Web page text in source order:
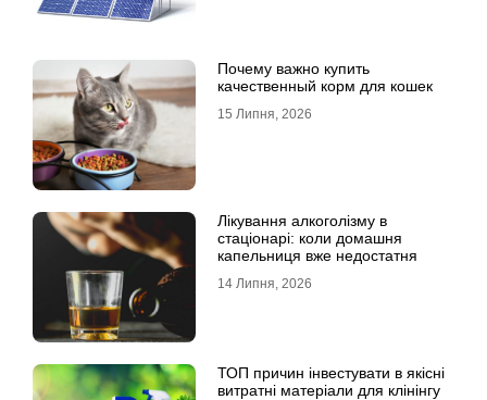
Почему важно купить
качественный корм для кошек
15 Липня, 2026
Лікування алкоголізму в
стаціонарі: коли домашня
капельниця вже недостатня
14 Липня, 2026
ТОП причин інвестувати в якісні
витратні матеріали для клінінгу